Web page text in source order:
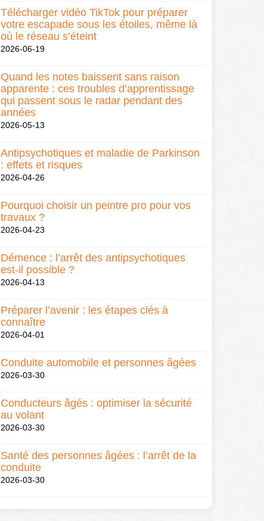
Télécharger vidéo TikTok pour préparer
votre escapade sous les étoiles, même là
où le réseau s’éteint
2026-06-19
Quand les notes baissent sans raison
apparente : ces troubles d’apprentissage
qui passent sous le radar pendant des
années
2026-05-13
Antipsychotiques et maladie de Parkinson
: effets et risques
2026-04-26
Pourquoi choisir un peintre pro pour vos
travaux ?
2026-04-23
Démence : l’arrêt des antipsychotiques
est-il possible ?
2026-04-13
Préparer l’avenir : les étapes clés à
connaître
2026-04-01
Conduite automobile et personnes âgées
2026-03-30
Conducteurs âgés : optimiser la sécurité
au volant
2026-03-30
Santé des personnes âgées : l’arrêt de la
conduite
2026-03-30